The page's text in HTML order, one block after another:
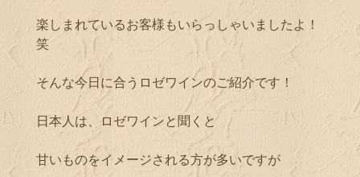
楽しまれているお客様もいらっしゃいましたよ！
笑
そんな今日に合うロゼワインのご紹介です！
日本人は、ロゼワインと聞くと
甘いものをイメージされる方が多いですが